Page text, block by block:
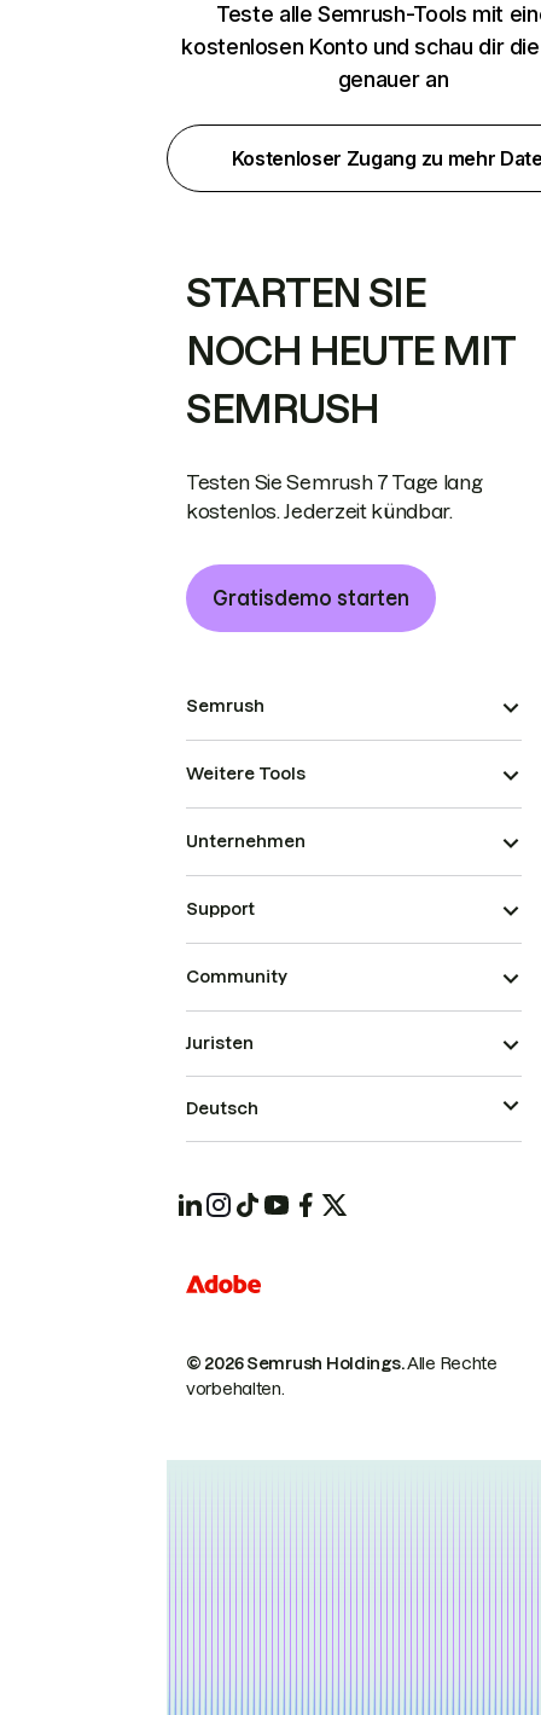
Teste alle Semrush-Tools mit
kostenlosen Konto und schau dir
genauer an
Kostenloser Zugang zu mehr
STARTEN SIE
NOCH HEUTE MIT
SEMRUSH
Testen Sie Semrush 7 Tage lang
kostenlos. Jederzeit kündbar.
Gratisdemo starten
Semrush
Weitere Tools
Unternehmen
Support
Community
© 2026 Semrush Holdings.Alle Rechte
vorbehalten.
Juristen
Deutsch